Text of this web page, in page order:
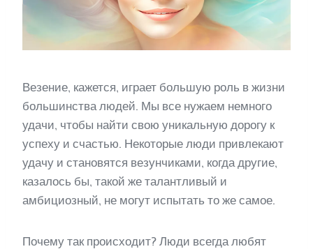
Везение, кажется, играет большую роль в жизни
большинства людей. Мы все нужаем немного
удачи, чтобы найти свою уникальную дорогу к
успеху и счастью. Некоторые люди привлекают
удачу и становятся везунчиками, когда другие,
казалось бы, такой же талантливый и
амбициозный, не могут испытать то же самое.
Почему так происходит? Люди всегда любят